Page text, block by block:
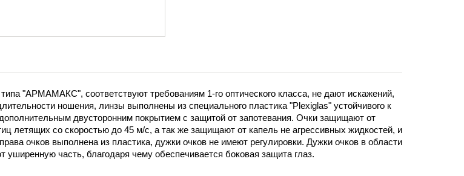
"АРМАМАКС", соответствуют требованиям 1-го оптического класса, не дают искажений,
ношения, линзы выполнены из специального пластика "Plexiglas" устойчивого к
двусторонним покрытием с защитой от запотевания. Очки защищают от
летящих со скоростью до 45 м/с, а так же защищают от капель не агрессивных жидкостей, и
очков выполнена из пластика, дужки очков не имеют регулировки. Дужки очков в области
уширенную часть, благодаря чему обеспечивается боковая защита глаз.